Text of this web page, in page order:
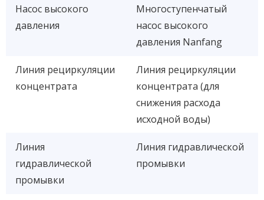
Насос высокого
давления
Многоступенчатый
насос высокого
давления Nanfang
Линия рециркуляции
концентрата
Линия рециркуляции
концентрата (для
снижения расхода
исходной воды)
Линия
гидравлической
промывки
Линия гидравлической
промывки